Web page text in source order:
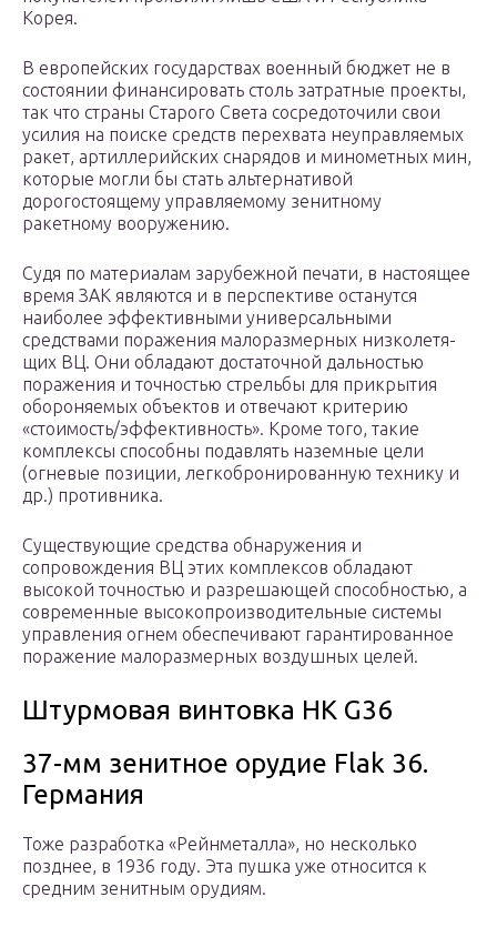
Корея.
В европейских государствах военный бюджет не в
состоянии финансировать столь затратные проекты,
так что страны Старого Света сосредоточили свои
уси­лия на поиске средств перехвата неуправ­ляемых
ракет, артиллерийских снарядов и минометных мин,
которые могли бы стать альтернативой
дорогостоящему управляемому зенитному
ракетному вооружению.
Судя по материалам зарубежной печа­ти, в настоящее
время ЗАК являются и в перспективе останутся
наиболее эффек­тивными универсальными
средствами поражения малоразмерных низколетя­
щих ВЦ. Они обладают достаточной дальностью
поражения и точностью стрельбы для прикрытия
обороняемых объектов и отвечают критерию
«стоимость/эффективность». Кроме того, такие
комплексы способны подавлять наземные цели
(огневые позиции, лег­кобронированную технику и
др.) про­тивника.
Существующие средства обнаружения и
сопровождения ВЦ этих комплексов обладают
высокой точностью и разре­шающей способностью, а
современные высокопроизводительные системы
управления огнем обеспечивают гаран­тированное
поражение малоразмерных воздушных целей.
Штурмовая винтовка HK G36
37-мм зенитное орудие Flak 36.
Германия
Тоже разработка «Рейнметалла», но несколько
позднее, в 1936 году. Эта пушка уже относится к
средним зенитным орудиям.